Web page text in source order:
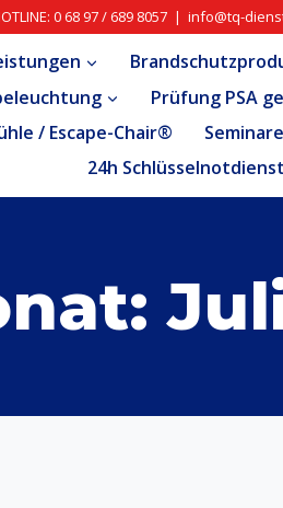
0 68 97 / 689 8057 | info@tq-
Prüfung PSA
/ Escape-Chair®
Seminare
24h Schlüsselnotdienst